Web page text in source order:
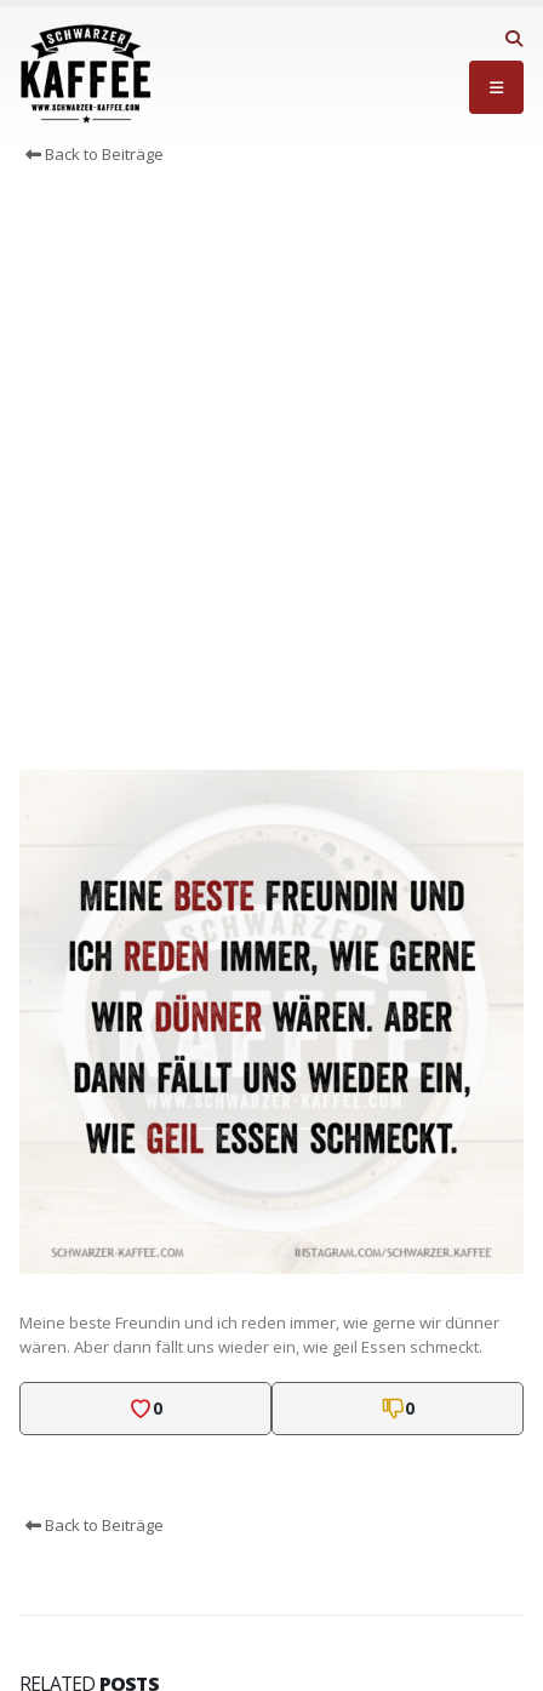
Back to Beiträge
Meine beste Freundin und ich reden immer, wie gerne wir dünner
wären. Aber dann fällt uns wieder ein, wie geil Essen schmeckt.
0 0
Back to Beiträge
RELATED POSTS